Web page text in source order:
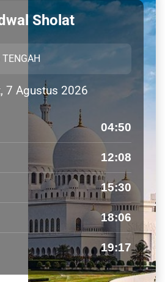
Sholat
7 Agustus 2026
04:50
12:08
15:30
18:06
19:17